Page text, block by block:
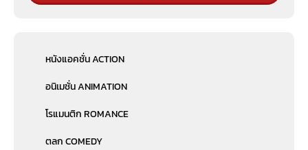
หนังแอคชั่น ACTION
อนิเมชั่น ANIMATION
โรแมนติก ROMANCE
ตลก COMEDY